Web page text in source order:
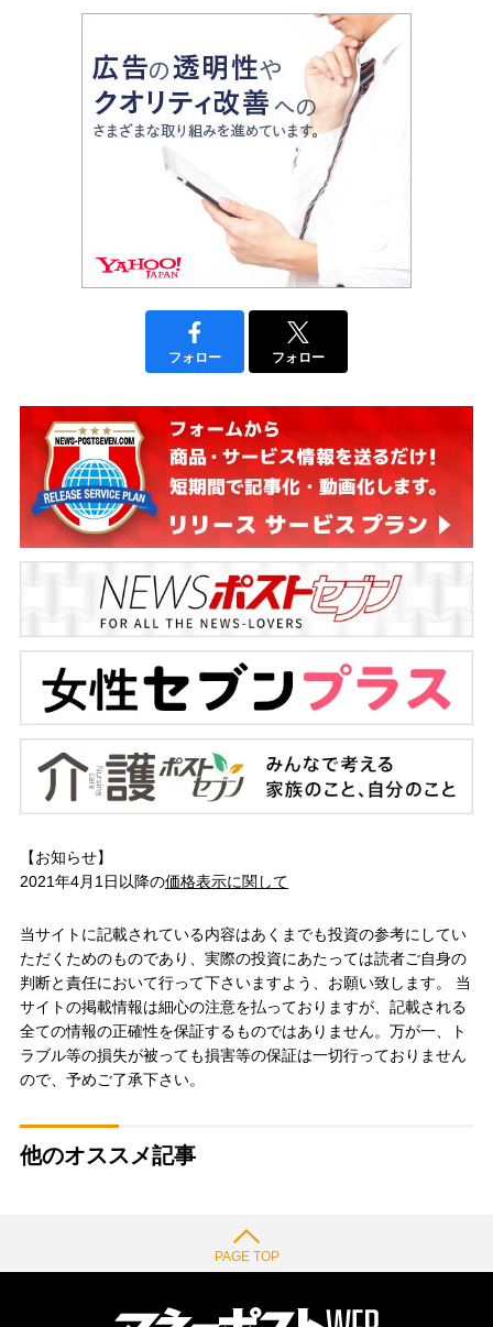
フォロー フォロー
【お知らせ】
2021年4月1日以降の価格表示に関して
当サイトに記載されている内容はあくまでも投資の参考にしてい
ただくためのものであり、実際の投資にあたっては読者ご自身の
判断と責任において行って下さいますよう、お願い致します。 当
サイトの掲載情報は細心の注意を払っておりますが、記載される
全ての情報の正確性を保証するものではありません。万が一、ト
ラブル等の損失が被っても損害等の保証は一切行っておりません
ので、予めご了承下さい。
他のオススメ記事
PAGE TOP